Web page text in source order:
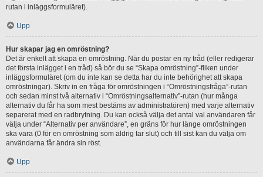
rutan i inläggsformuläret).
Upp
Hur skapar jag en omröstning?
Det är enkelt att skapa en omröstning. När du postar en ny tråd (eller redigerar
det första inlägget i en tråd) så bör du se “Skapa omröstning”-fliken under
inläggsformuläret (om du inte kan se detta har du inte behörighet att skapa
omröstningar). Skriv in en fråga för omröstningen i “Omröstningsfråga”-rutan
och sedan minst två alternativ i “Omröstningsalternativ”-rutan (hur många
alternativ du får ha som mest bestäms av administratören) med varje alternativ
separerat med en radbrytning. Du kan också välja det antal val användaren får
välja under “Alternativ per användare”, en gräns för hur länge omröstningen
ska vara (0 för en omröstning som aldrig tar slut) och till sist kan du välja om
användarna får ändra sin röst.
Upp